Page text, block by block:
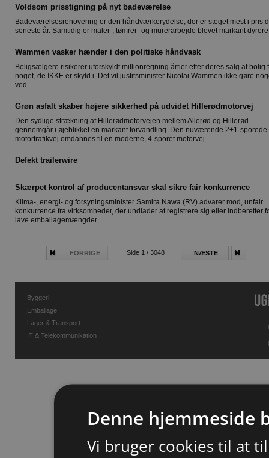
Voldsom prisstigning på nyt badeværelse
Badeværelsesrenovering er den håndværkerydelse, der er steget mest i pris
seneste år. Samtidig er maler-, tømrer- og murerarbejde blevet markant dyrere
Wammen vasker hænder i den politiske håndvask
Boligsælgere risikerer uforskyldt millionregning årtier efter deres salg af bolig
noget, de IKKE er skyld i. Det vil justitsminister Nicolai Wammen ikke gøre
ved
Grøn asfalt skaber højere sikkerhed på udvidet Hillerødmotorvej
Den sydlige strækning af Hillerødmotorvejen mellem Allerød og Hillerød
gennemgår i øjeblikket en markant forvandling. Den nuværende 2+1-sporede
motortrafikvej omdannes til en moderne, 4-sporet motorvej
Defekt trailerwire
Skærpet kontrol af producentansvar skal sikre fair konkurrence
Klima-, energi- og forsyningsminister Samira Nawa (RV) advarer mod, unfair
konkurrence fra virksomheder, der undlader at registrere sig eller indberetter
lave emballagemængder
FORRIGE Side 1 / 3048 NÆSTE
Byggeri
Emballage
Lager & Transport
IT & Telekommunikation
Denne hjemmeside
Vi bruger cookies til at